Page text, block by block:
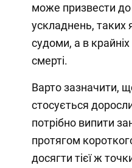
може призвести до
ускладнень, таких
судоми, а в
смерті.
Варто зазначити,
стосується
потрібно випити
протягом
досягти тієї ж